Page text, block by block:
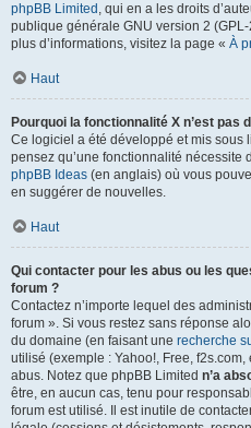
phpBB Limited , qui en a les droits
publique générale GNU version 2
plus d’informations, visitez la page « À
Haut
Pourquoi la fonctionnalité X n’est pas
Ce logiciel a été développé et mis sous
pensez qu’une fonctionnalité nécessite
phpBB Ideas (en anglais) où vous
en suggérer de nouvelles.
Haut
Qui contacter pour les abus ou les
forum ?
Contactez n’importe lequel des
forum ». Si vous restez sans réponse
du domaine (en faisant une recherche
utilisé (exemple : Yahoo!, Free,
abus. Notez que phpBB Limited n’a
être, en aucun cas, tenu pour
forum est utilisé. Il est inutile de